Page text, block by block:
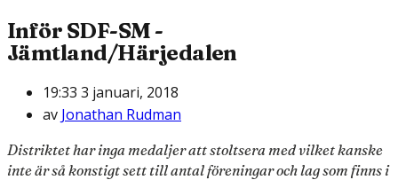
Inför SDF-SM -
Jämtland/Härjedalen
19:33 3 januari, 2018
av Jonathan Rudman
Distriktet har inga medaljer att stoltsera med vilket kanske
inte är så konstigt sett till antal föreningar och lag som finns i